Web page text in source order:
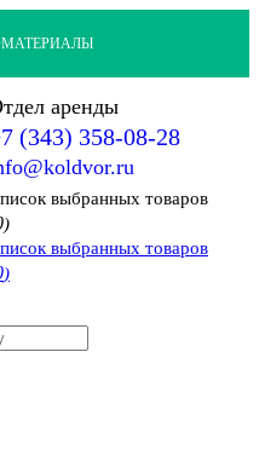
аренды
(343) 358-08-28
выбранных товаров
)
выбранных товаров
)